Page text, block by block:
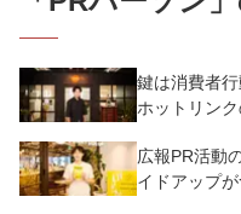
鍵は消費者行
ホットリン
広報PR活動
イドアップ